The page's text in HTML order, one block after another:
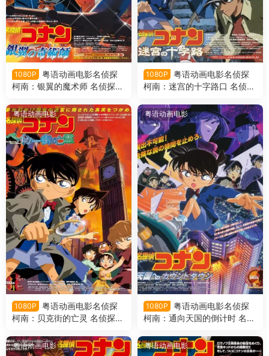
1080P
粤语动画电影名侦探
柯南：银翼的魔术师 名侦探柯
粤语版
1080P
粤语动画电影名侦探
柯南：迷宫的十字路口 名侦探
路口粤语版
粤语动画电影
1080P
粤语动画电影名侦探
柯南：贝克街的亡灵 名侦探柯
粤语版
粤语动画电影
1080P
粤语动画电影名侦探
柯南：通向天国的倒计时 名侦
的倒计时粤语版
粤语动画电影 粤语动画电影